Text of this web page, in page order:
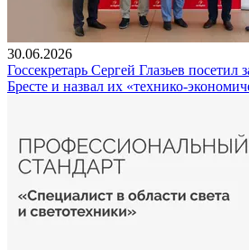
30.06.2026
Госсекретарь Сергей Глазьев посетил
Бресте и назвал их «технико-